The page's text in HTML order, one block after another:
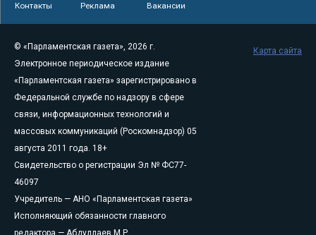
Контакты Реклама Вакансии
© «Парламентская газета», 2026 г.
Электронное периодическое издание
«Парламентская газета» зарегистрировано в
Федеральной службе по надзору в сфере
связи, информационных технологий и
массовых коммуникаций (Роскомнадзор) 05
августа 2011 года. 18+
Свидетельство о регистрации Эл № ФС77-
46097
Учредитель — АНО «Парламентская газета»
Исполняющий обязанности главного
Карта сайта